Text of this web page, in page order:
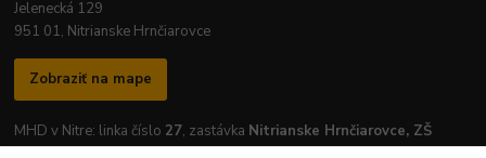
Jelenecká 129
951 01, Nitrianske Hrnčiarovce
Zobraziť na mape
MHD v Nitre: linka číslo 27, zastávka Nitrianske Hrnčiarovce, ZŠ